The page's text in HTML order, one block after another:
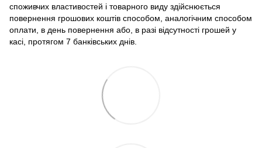
споживчих властивостей і товарного виду здійснюється
повернення грошових коштів способом, аналогічним способом
оплати, в день повернення або, в разі відсутності грошей у
касі, протягом 7 банківських днів.